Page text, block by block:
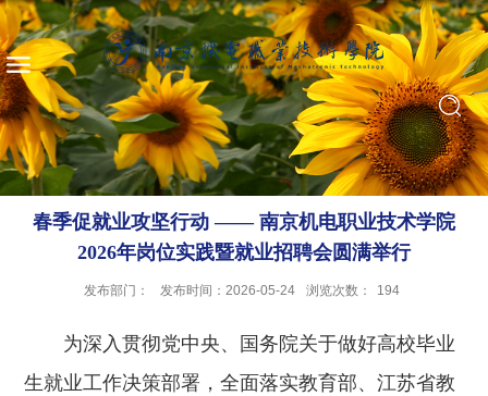
春季促就业攻坚行动 —— 南京机电职业技术学院
2026年岗位实践暨就业招聘会圆满举行
发布部门： 发布时间：2026-05-24 浏览次数： 194
为深入贯彻党中央、国务院关于做好高校毕业
生就业工作决策部署，全面落实教育部、江苏省教